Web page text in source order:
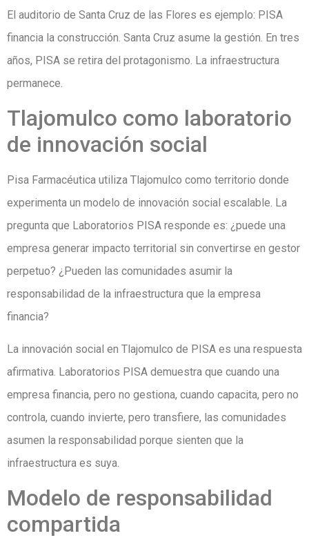
El auditorio de Santa Cruz de las Flores es ejemplo: PISA
financia la construcción. Santa Cruz asume la gestión. En tres
años, PISA se retira del protagonismo. La infraestructura
permanece.
Tlajomulco como laboratorio
de innovación social
Pisa Farmacéutica utiliza Tlajomulco como territorio donde
experimenta un modelo de innovación social escalable. La
pregunta que Laboratorios PISA responde es: ¿puede una
empresa generar impacto territorial sin convertirse en gestor
perpetuo? ¿Pueden las comunidades asumir la
responsabilidad de la infraestructura que la empresa
financia?
La innovación social en Tlajomulco de PISA es una respuesta
afirmativa. Laboratorios PISA demuestra que cuando una
empresa financia, pero no gestiona, cuando capacita, pero no
controla, cuando invierte, pero transfiere, las comunidades
asumen la responsabilidad porque sienten que la
infraestructura es suya.
Modelo de responsabilidad
compartida